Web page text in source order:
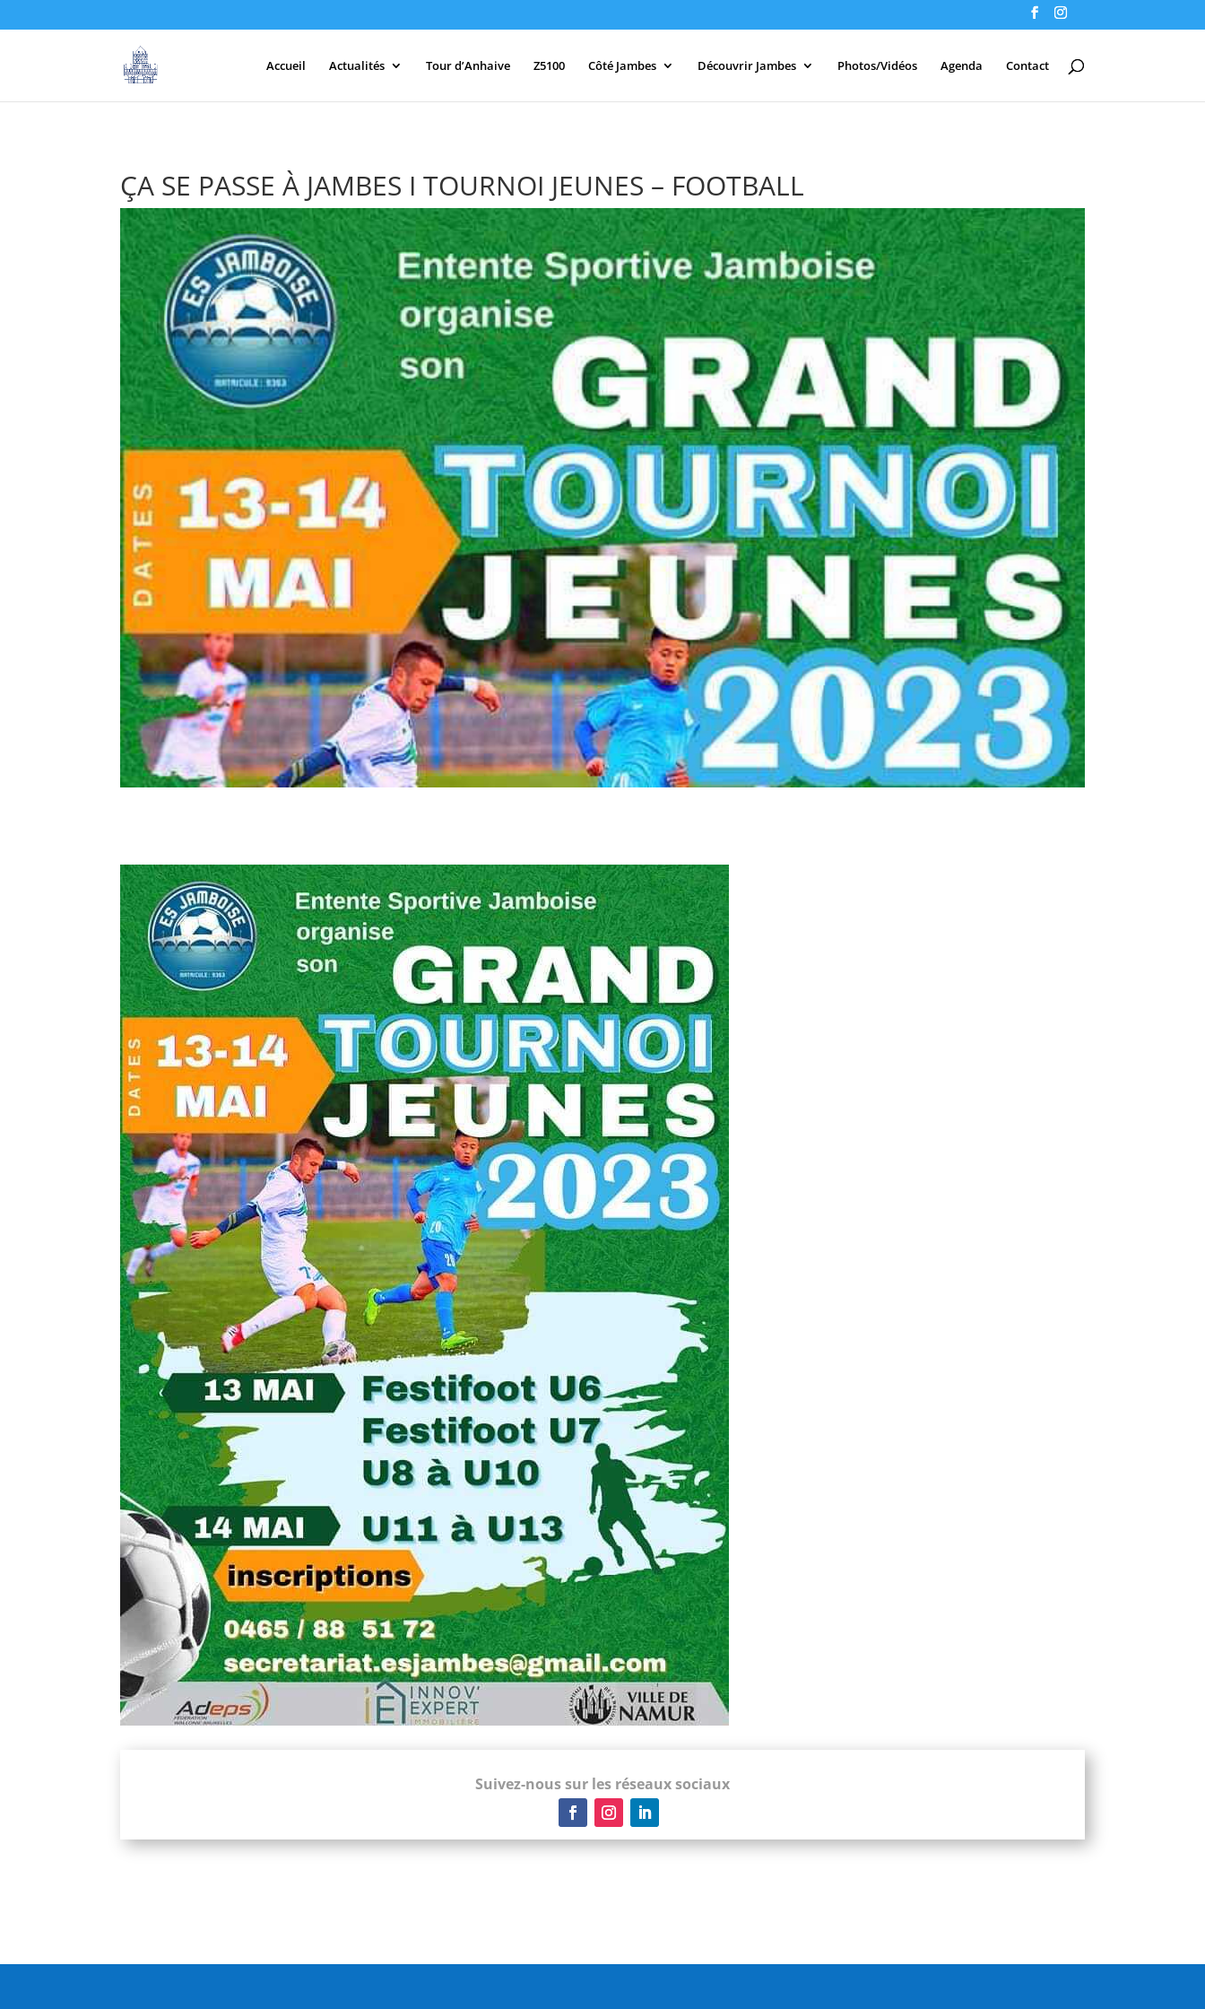
Accueil Actualités Tour d’Anhaive Z5100 Côté Jambes Découvrir Jambes Photos/Vidéos Agenda Contact
ÇA SE PASSE À JAMBES I TOURNOI JEUNES – FOOTBALL
Suivez-nous sur les réseaux sociaux